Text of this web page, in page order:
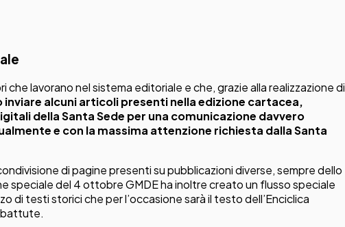
che lavorano nel sistema editoriale e che, grazie alla realizzazione di
alcuni articoli presenti nella edizione cartacea,
della Santa Sede per una comunicazione davvero
e con la massima attenzione richiesta dalla Santa
di pagine presenti su pubblicazioni diverse, sempre dello
speciale del 4 ottobre GMDE ha inoltre creato un flusso speciale
di testi storici che per l’occasione sarà il testo dell’Enciclica
battute.